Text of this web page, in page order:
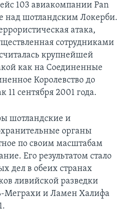
103 авиакомпании Pan
над шотландским Локерби.
атака,
сотрудниками
крупнейшей
как на Соединенные
Королевство до
11 сентября 2001 года.
шотландские и
органы
по своим масштабам
Его результатом стало
дел в обеих странах
ливийской разведки
Меграхи и Ламен Халифа